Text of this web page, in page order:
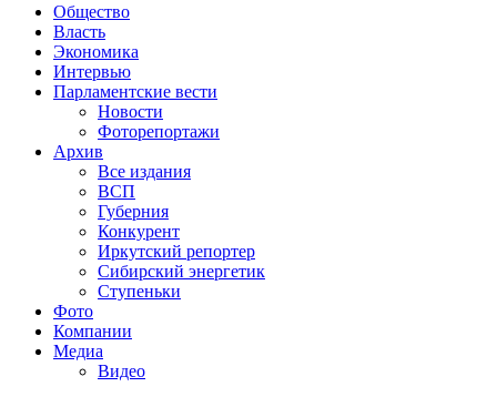
Общество
Власть
Экономика
Интервью
Парламентские вести
Новости
Фоторепортажи
Архив
Все издания
ВСП
Губерния
Конкурент
Иркутский репортер
Сибирский энергетик
Ступеньки
Фото
Компании
Медиа
Видео